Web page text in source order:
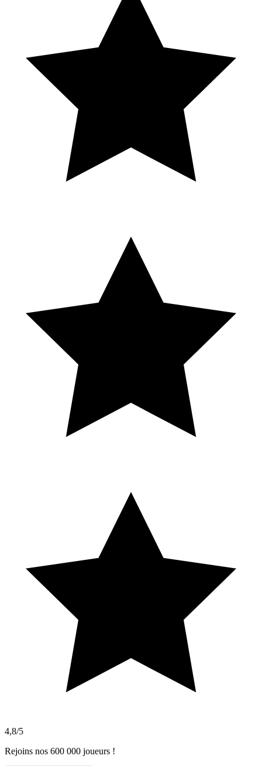
4,8/5
Rejoins nos 600 000 joueurs !